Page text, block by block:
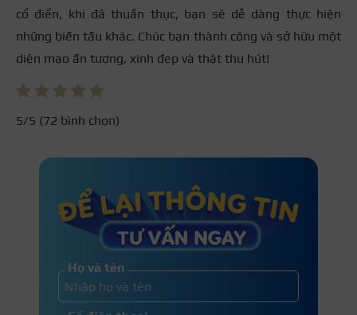
cổ điển, khi đã thuần thục, bạn sẽ dễ dàng thực hiện
những biến tấu khác. Chúc bạn thành công và sở hữu một
diện mạo ấn tượng, xinh đẹp và thật thu hút!
5/5 (72 bình chọn)
Họ và tên